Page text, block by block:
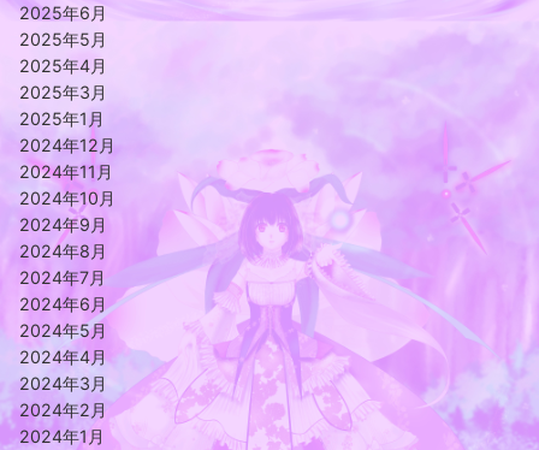
2025年6月
2025年5月
2025年4月
2025年3月
2025年1月
2024年12月
2024年11月
2024年10月
2024年9月
2024年8月
2024年7月
2024年6月
2024年5月
2024年4月
2024年3月
2024年2月
2024年1月